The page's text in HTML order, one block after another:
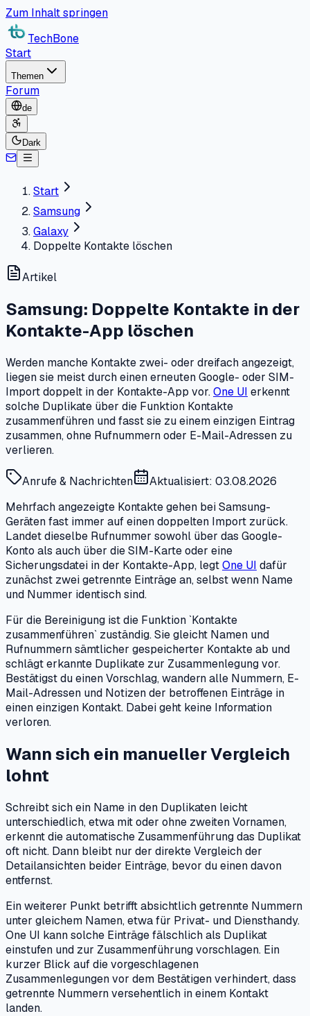
Zum Inhalt springen
TechBone
Start
Themen
Forum
de
Dark
Start
Samsung
Galaxy
Doppelte Kontakte löschen
Artikel
Samsung: Doppelte Kontakte in der
Kontakte-App löschen
Werden manche Kontakte zwei- oder dreifach angezeigt,
liegen sie meist durch einen erneuten Google- oder SIM-
Import doppelt in der Kontakte-App vor.One UI erkennt
solche Duplikate über die Funktion Kontakte
zusammenführen und fasst sie zu einem einzigen Eintrag
zusammen, ohne Rufnummern oder E-Mail-Adressen zu
verlieren.
Anrufe & Nachrichten
Aktualisiert: 03.08.2026
Mehrfach angezeigte Kontakte gehen bei Samsung-
Geräten fast immer auf einen doppelten Import zurück.
Landet dieselbe Rufnummer sowohl über das Google-
Konto als auch über die SIM-Karte oder eine
Sicherungsdatei in der Kontakte-App, legtOne UI dafür
zunächst zwei getrennte Einträge an, selbst wenn Name
und Nummer identisch sind.
Für die Bereinigung ist die Funktion `Kontakte
zusammenführen` zuständig. Sie gleicht Namen und
Rufnummern sämtlicher gespeicherter Kontakte ab und
schlägt erkannte Duplikate zur Zusammenlegung vor.
Bestätigst du einen Vorschlag, wandern alle Nummern, E-
Mail-Adressen und Notizen der betroffenen Einträge in
einen einzigen Kontakt. Dabei geht keine Information
verloren.
Wann sich ein manueller Vergleich
lohnt
Schreibt sich ein Name in den Duplikaten leicht
unterschiedlich, etwa mit oder ohne zweiten Vornamen,
erkennt die automatische Zusammenführung das Duplikat
oft nicht. Dann bleibt nur der direkte Vergleich der
Detailansichten beider Einträge, bevor du einen davon
entfernst.
Ein weiterer Punkt betrifft absichtlich getrennte Nummern
unter gleichem Namen, etwa für Privat- und Diensthandy.
One UI kann solche Einträge fälschlich als Duplikat
einstufen und zur Zusammenführung vorschlagen. Ein
kurzer Blick auf die vorgeschlagenen
Zusammenlegungen vor dem Bestätigen verhindert, dass
getrennte Nummern versehentlich in einem Kontakt
landen.